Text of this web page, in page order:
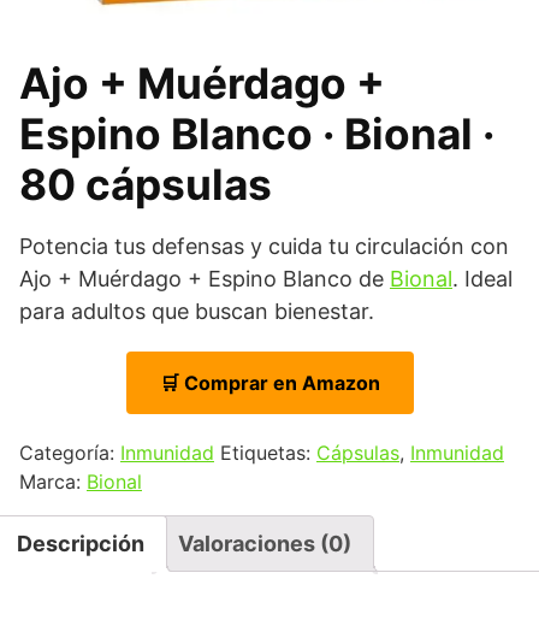
Ajo + Muérdago +
Espino Blanco · Bional ·
80 cápsulas
Potencia tus defensas y cuida tu circulación con
Ajo + Muérdago + Espino Blanco de Bional. Ideal
para adultos que buscan bienestar.
🛒 Comprar en Amazon
Categoría: Inmunidad Etiquetas: Cápsulas, Inmunidad
Marca: Bional
Descripción Valoraciones (0)